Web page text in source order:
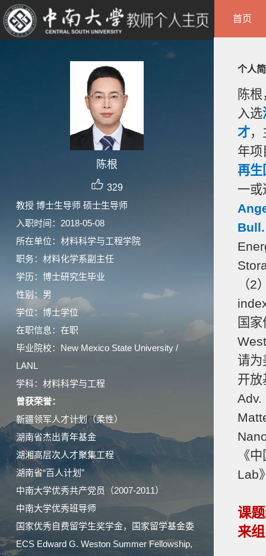
陈根
329
教授 博士生导师 硕士生导师
入职时间：2018-05-08
所在单位：材料科学与工程学院
职务：材料化学系副主任
学历：博士研究生毕业
性别：男
学位：博士学位
在职信息：在职
毕业院校：New Mexico State University /
LANL
学科：材料科学与工程
曾获荣誉：
新疆领军人才计划（柔性）
湖南省杰出青年基金
湖湘高层次人才聚集工程
湖南省“百人计划”
中南大学优秀共产党员（2007-2011）
中南大学优秀班导师
国家优秀自费留学生奖学金，国家留学基金委
ECS Edward G. Weston Summer Fellowship,
首页
个人
陈
入选
才
年项
再生
一或
Bull.
（
国
请
开
《
Lab
课
来